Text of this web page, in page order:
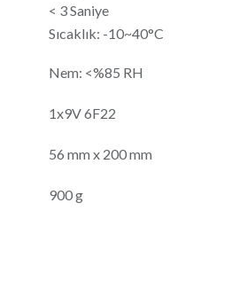
< 3 Saniye
Sıcaklık: -10~40°C
Nem: <%85 RH
1x9V 6F22
56 mm x 200 mm
900 g